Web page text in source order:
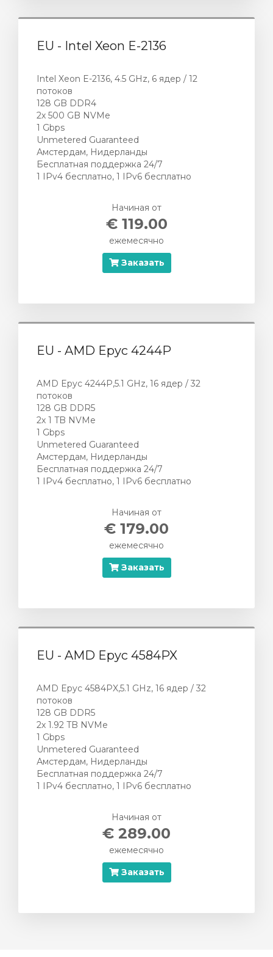
EU - Intel Xeon E-2136
Intel Xeon E-2136, 4.5 GHz, 6 ядер / 12
потоков
128 GB DDR4
2х 500 GB NVMe
1 Gbps
Unmetered Guaranteed
Амстердам, Нидерланды
Бесплатная поддержка 24/7
1 IPv4 бесплатно, 1 IPv6 бесплатно
Начиная от
€ 119.00
ежемесячно
Заказать
EU - AMD Epyc 4244P
AMD Epyc 4244P,5.1 GHz, 16 ядер / 32
потоков
128 GB DDR5
2х 1 TB NVMe
1 Gbps
Unmetered Guaranteed
Амстердам, Нидерланды
Бесплатная поддержка 24/7
1 IPv4 бесплатно, 1 IPv6 бесплатно
Начиная от
€ 179.00
ежемесячно
Заказать
EU - AMD Epyc 4584PX
AMD Epyc 4584PX,5.1 GHz, 16 ядер / 32
потоков
128 GB DDR5
2х 1.92 TB NVMe
1 Gbps
Unmetered Guaranteed
Амстердам, Нидерланды
Бесплатная поддержка 24/7
1 IPv4 бесплатно, 1 IPv6 бесплатно
Начиная от
€ 289.00
ежемесячно
Заказать